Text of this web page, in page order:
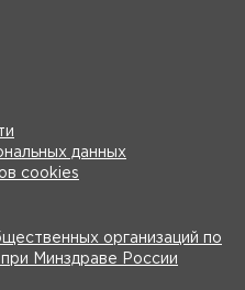
данных
cookies
организаций по
Минздраве России